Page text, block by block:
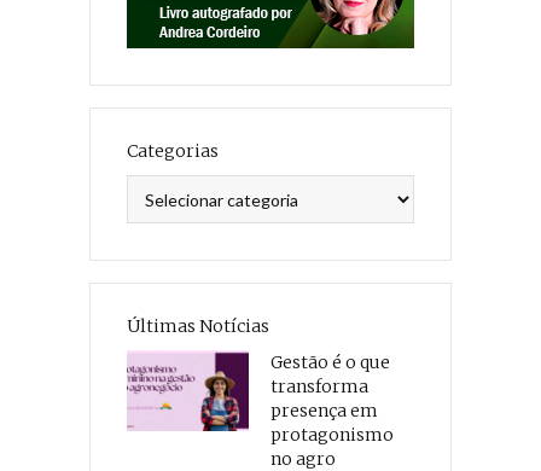
Categorias
Últimas Notícias
Gestão é o que
transforma
presença em
protagonismo
no agro